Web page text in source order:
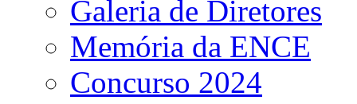
Galeria de Diretores
Memória da ENCE
Concurso 2024